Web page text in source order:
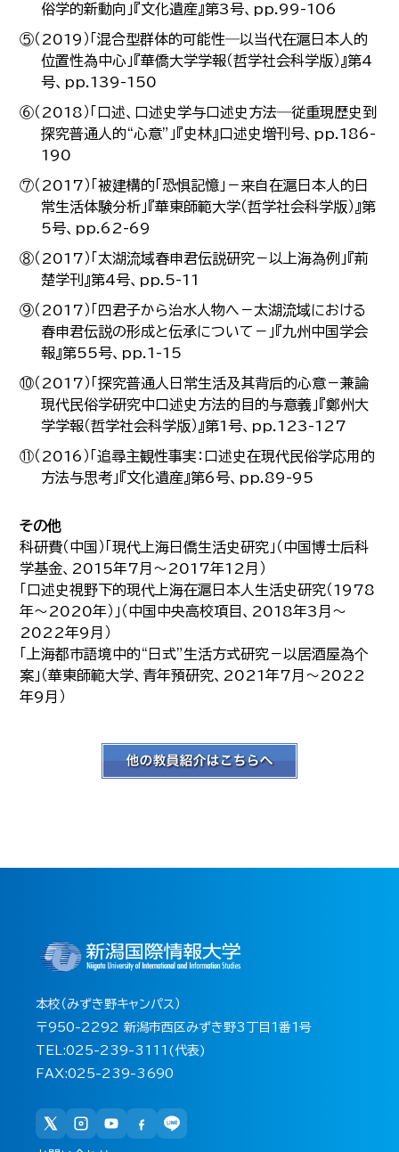
俗学的新動向」『文化遺産』第3号、pp.99-106
⑤（2019）「混合型群体的可能性―以当代在滬日本人的
位置性為中心」『華僑大学学報（哲学社会科学版）』第4
号、pp.139-150
⑥（2018）「口述、口述史学与口述史方法―従重現歴史到
探究普通人的“心意”」『史林』口述史増刊号、pp.186-
190
⑦（2017）「被建構的「恐惧記憶」－来自在滬日本人的日
常生活体験分析」『華東師範大学（哲学社会科学版）』第
5号、pp.62-69
⑧（2017）「太湖流域春申君伝説研究－以上海為例」『荊
楚学刊』第4号、pp.5-11
⑨（2017）「四君子から治水人物へ－太湖流域における
春申君伝説の形成と伝承について－」『九州中国学会
報』第55号、pp.1-15
⑩（2017）「探究普通人日常生活及其背后的心意－兼論
現代民俗学研究中口述史方法的目的与意義」『鄭州大
学学報（哲学社会科学版）』第1号、pp.123-127
⑪（2016）「追尋主観性事実：口述史在現代民俗学応用的
方法与思考」『文化遺産』第6号、pp.89-95
その他
科研費（中国）「現代上海日僑生活史研究」（中国博士后科
学基金、2015年7月～2017年12月）
「口述史視野下的現代上海在滬日本人生活史研究（1978
年～2020年）」（中国中央高校項目、2018年3月～
2022年9月）
「上海都市語境中的“日式”生活方式研究－以居酒屋為个
案」（華東師範大学、青年預研究、2021年7月～2022
年9月）
本校（みずき野キャンパス）
〒950-2292 新潟市西区みずき野3丁目1番1号
TEL:025-239-3111(代表)
FAX:025-239-3690